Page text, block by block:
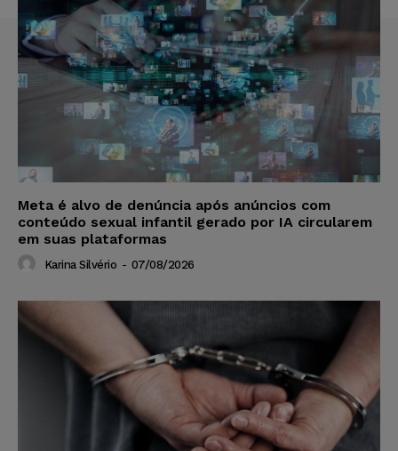
Meta é alvo de denúncia após anúncios com
conteúdo sexual infantil gerado por IA circularem
em suas plataformas
Karina Silvério - 07/08/2026